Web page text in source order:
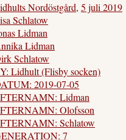
Nordöstgård, 5 juli 2019
Schlatow
Lidman
Lidman
Schlatow
Lidhult (Flisby socken)
2019-07-05
Lidman
Olofsson
Schlatow
7